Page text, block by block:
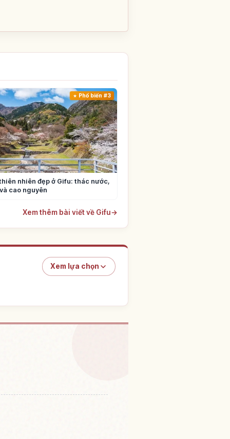
Phổ biến #3
nhiên đẹp ở Gifu: thác nước,
cao nguyên
Xem thêm bài viết về Gifu→
Xem lựa chọn